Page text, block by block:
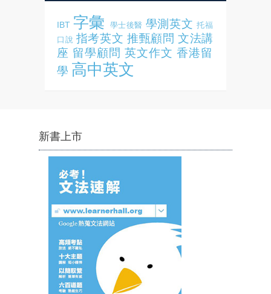
IBT 字彙 學士後醫 學測英文 托福
口說 指考英文 推甄顧問 文法講
座 留學顧問 英文作文 香港留
學 高中英文
新書上市